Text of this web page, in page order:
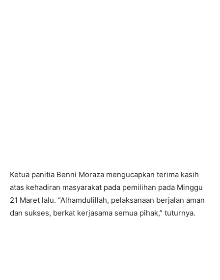
Ketua panitia Benni Moraza mengucapkan terima kasih
atas kehadiran masyarakat pada pemilihan pada Minggu
21 Maret lalu. “Alhamdulillah, pelaksanaan berjalan aman
dan sukses, berkat kerjasama semua pihak,” tuturnya.